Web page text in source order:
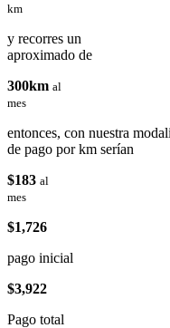
km
y recorres un
aproximado de
300km al
mes
entonces, con nuestra
de pago por km serían
$183 al
mes
$1,726
pago inicial
$3,922
Pago total